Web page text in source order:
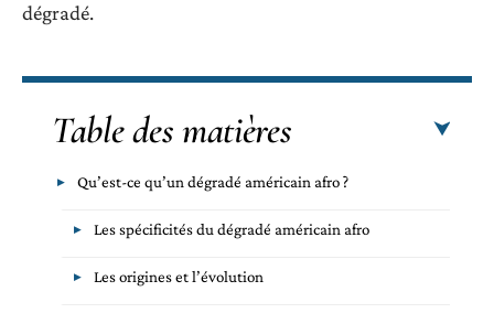
dégradé.
Table des matières
Qu’est-ce qu’un dégradé américain afro ?
Les spécificités du dégradé américain afro
Les origines et l’évolution